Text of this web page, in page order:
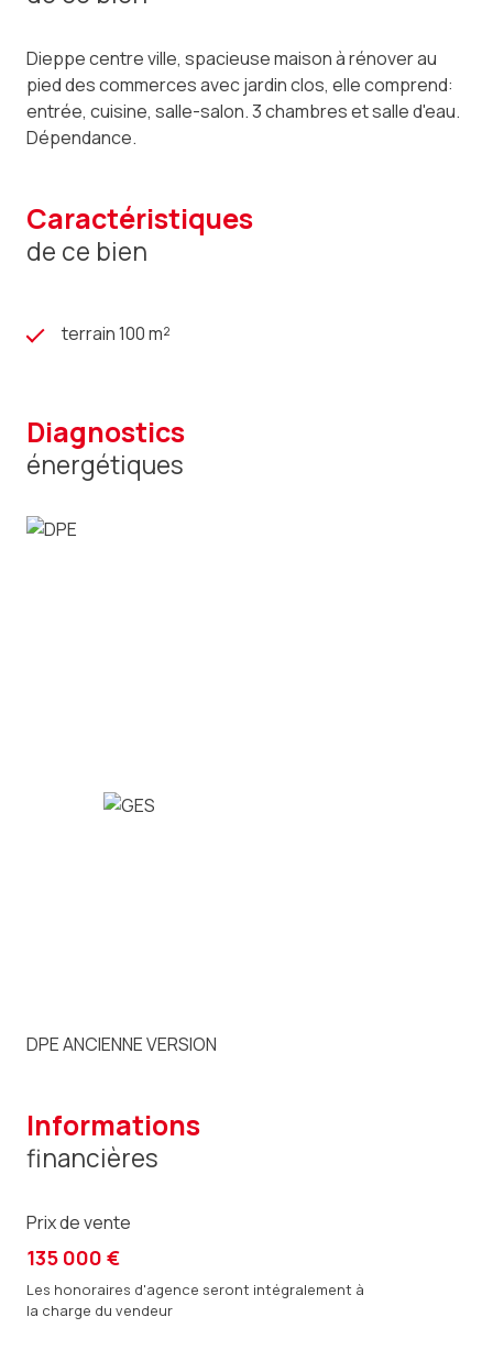
Dieppe centre ville, spacieuse maison à rénover au
pied des commerces avec jardin clos, elle comprend:
entrée, cuisine, salle-salon. 3 chambres et salle d'eau.
Dépendance.
caractéristiques
de ce bien
terrain 100 m²
diagnostics
énergétiques
DPE ANCIENNE VERSION
informations
financières
Prix de vente
135 000 €
Les honoraires d'agence seront intégralement à
la charge du vendeur